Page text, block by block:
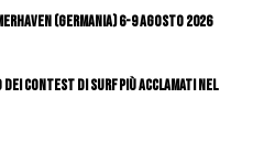
(Germania) 6-9 agosto 2026
dei contest di surf più acclamati nel